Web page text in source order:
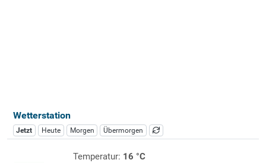
Wetterstation
Jetzt Heute Morgen Übermorgen
Temperatur: 16 °C